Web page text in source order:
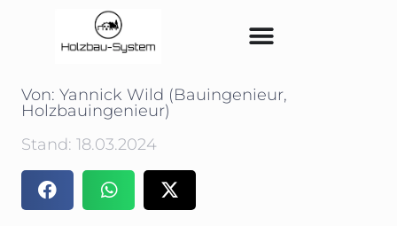
Von: Yannick Wild (Bauingenieur,
Holzbauingenieur)
Stand: 18.03.2024